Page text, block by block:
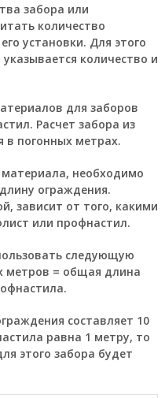
забора или
количество
установки. Для этого
количество и
для заборов
Расчет забора из
в погонных метрах.
необходимо
ограждения.
зависит от того, какими
или профнастил.
следующую
метров = общая длина
составляет 10
равна 1 метру, то
этого забора будет